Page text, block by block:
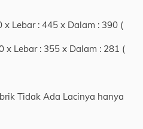
Lebar : 445 x Dalam : 390 (
x Lebar : 355 x Dalam : 281 (
Tidak Ada Lacinya hanya